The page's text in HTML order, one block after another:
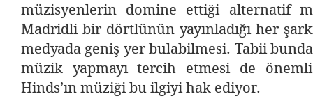
müzisyenlerin domine ettiği alternatif
Madridli bir dörtlünün yayınladığı her
medyada geniş yer bulabilmesi. Tabii
müzik yapmayı tercih etmesi de
Hinds’ın müziği bu ilgiyi hak ediyor.